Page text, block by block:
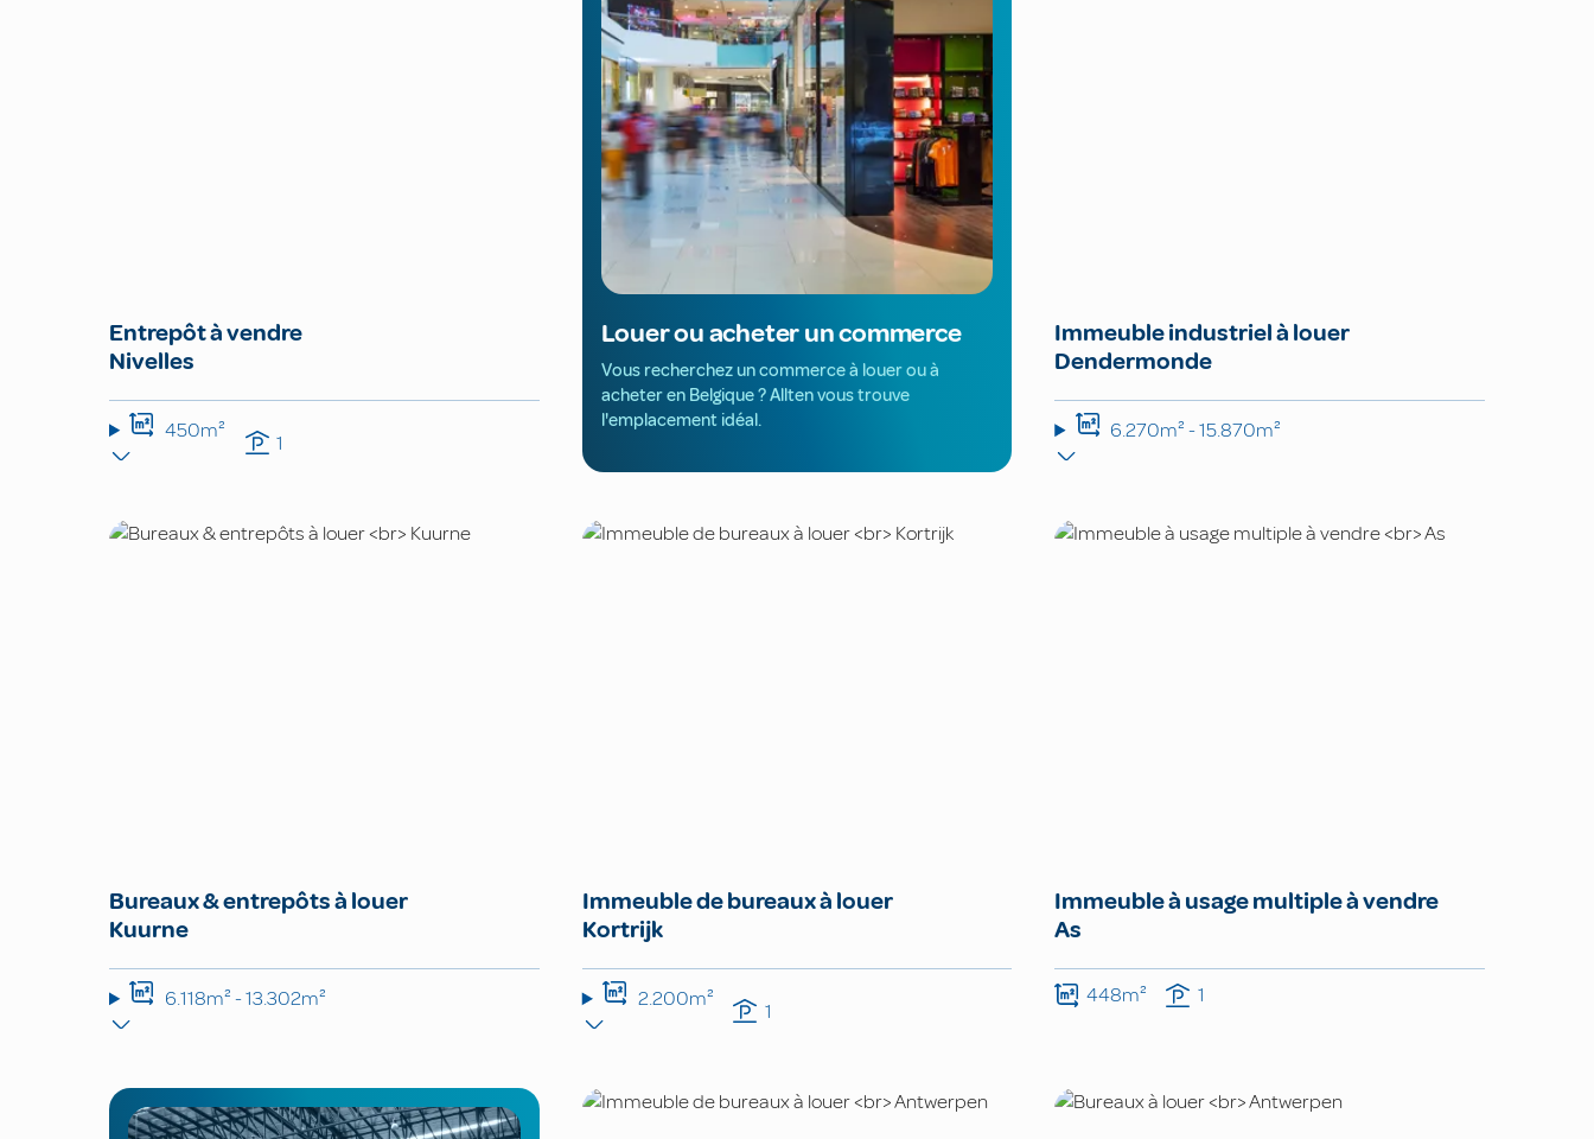
Entrepôt à vendre
Nivelles
450m² 1
Louer ou acheter un commerce
Vous recherchez un commerce à louer ou à
acheter en Belgique ? Allten vous trouve
l'emplacement idéal.
Immeuble industriel à louer
Dendermonde
6.270m² - 15.870m²
Bureaux & entrepôts à louer
Kuurne
6.118m² - 13.302m²
Immeuble de bureaux à louer
Kortrijk
2.200m² 1
Immeuble à usage multiple à vendre
As
448m² 1